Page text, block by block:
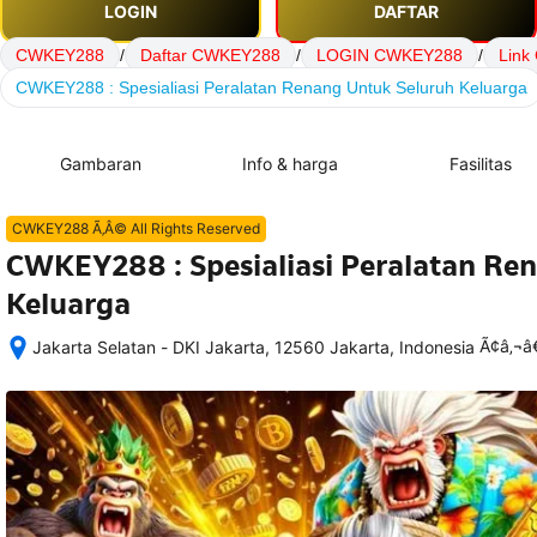
LOGIN DAFTAR
CWKEY288 / Daftar CWKEY288 / LOGIN CWKEY288 /
Link
CWKEY288 : Spesialiasi Peralatan Renang Untuk Seluruh Keluarga
Gambaran Info & harga Fasilitas
CWKEY288 Ã‚Â© All Rights Reserved
CWKEY288 : Spesialiasi Peralatan
Keluarga
Jakarta Selatan - DKI Jakarta, 12560 Jakarta, Indonesia
memesan,
semua
rincian
akomodasi
termasuk
nomor